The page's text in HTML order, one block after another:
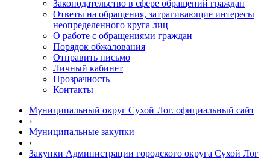
Законодательство в сфере обращений граждан
Ответы на обращения, затрагивающие интересы
неопределенного круга лиц
О работе с обращениями граждан
Порядок обжалования
Отправить письмо
Личный кабинет
Прозрачность
Контакты
Муниципальный округ Сухой Лог. официальный сайт
›
Муниципальные закупки
›
Закупки Администрации городского округа Сухой Лог